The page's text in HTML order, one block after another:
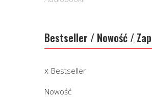
Bestseller / Nowość /
Bestseller
Nowość